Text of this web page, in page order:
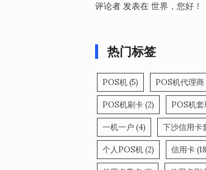
评论者 发表在 世界，您好！
热门标签
POS机(5) POS机代理商
POS机刷卡(2) POS机套
一机一户 (4) 下沙信用卡
个人POS机(2) 信用卡